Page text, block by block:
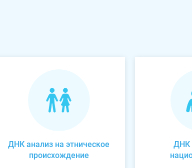
ДНК анализ на этническое
происхождение
ДНК